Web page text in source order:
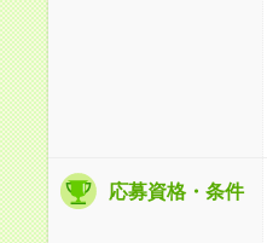
応募資格・条件